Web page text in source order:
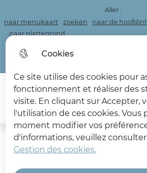
Cookies
Ce site utilise des cookies pour
fonctionnement et réaliser des
visite. En cliquant sur Accepter,
l'utilisation de ces cookies. Vous
moment modifier vos
d'informations, veuillez
Gestion des cookies.
Aller :
naar menukaart
zoeken
naar de
naar plattegrond
Les Deux Caps